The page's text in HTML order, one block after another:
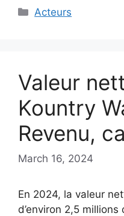
Categories
Acteurs
Valeur
Kountry
Revenu,
March 16, 2024
En 2024, la valeur
d’environ 2,5